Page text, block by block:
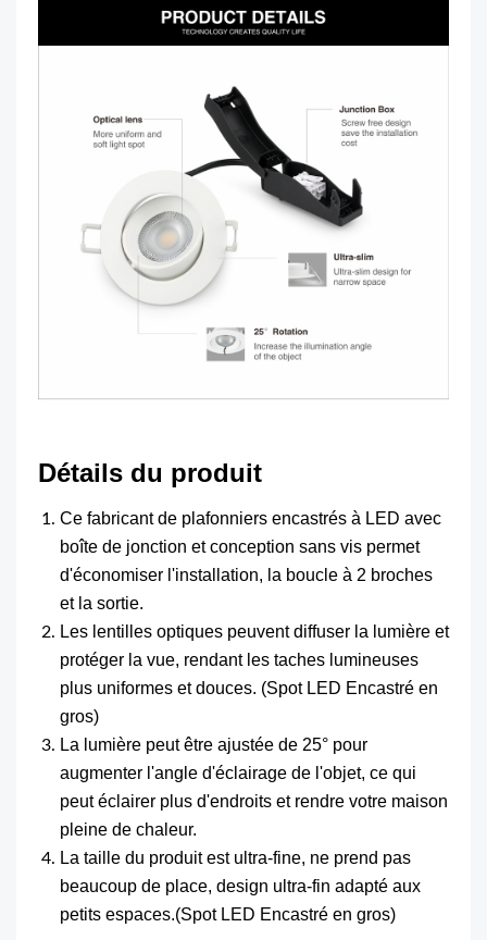
Détails du produit
Ce fabricant de plafonniers encastrés à LED avec
boîte de jonction et conception sans vis permet
d'économiser l'installation, la boucle à 2 broches
et la sortie.
Les lentilles optiques peuvent diffuser la lumière et
protéger la vue, rendant les taches lumineuses
plus uniformes et douces. (Spot LED Encastré en
gros)
La lumière peut être ajustée de 25° pour
augmenter l'angle d'éclairage de l'objet, ce qui
peut éclairer plus d'endroits et rendre votre maison
pleine de chaleur.
La taille du produit est ultra-fine, ne prend pas
beaucoup de place, design ultra-fin adapté aux
petits espaces.(Spot LED Encastré en gros)